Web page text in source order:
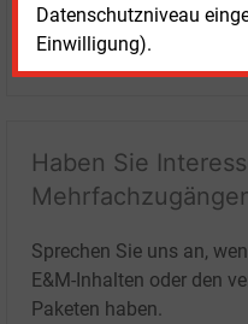
Datenschutzniveau
Einwilligung).
LOGIN
Haben Sie
Sprechen Sie uns an,
E&M-Inhalten oder den
Paketen haben.